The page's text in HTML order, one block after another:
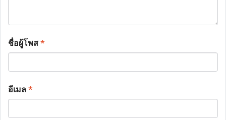
ชื่อผู้โพส*
อีเมล*